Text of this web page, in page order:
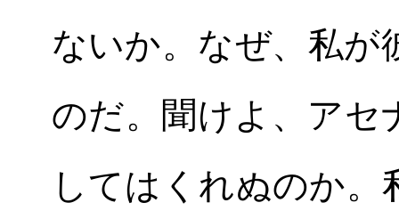
ないか。なぜ、私が
のだ。聞けよ、アセ
してはくれぬのか